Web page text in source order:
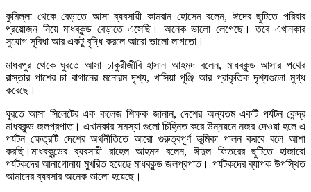
‎কুমিল্লা থেকে বেড়াতে আসা ব্যবসায়ী কামরান হোসেন বলেন, ঈদের ছুটিতে পরিবার
প্রয়োজন নিয়ে মাধবকুন্ড বেড়াতে এসেছি। অনেক ভালো লেগেছে। তবে এখানকার
সুযোগ সুবিধা আর একটু বৃদ্ধি করলে আরো ভালো লাগতো।
‎মাধবপুর থেকে ঘুরতে আসা চাকুরীজীবি হাসান আহমদ বলেন, মাধবকুন্ড আসার পথের
রাস্তার পাশের চা বাগানের মনোরম দৃশ্য, খাসিয়া পুঞ্জি আর প্রাকৃতিক দৃশ্যগুলো মুগ্ধ
করেছে।
‎ঘুরতে আসা সিলেটের এক কলেজ শিক্ষক জানান, দেশের অন্যতম একটি পর্যটন কেন্দ্র
মাধবকুন্ড জলপ্রপাত। এখানকার সমস্যা গুলো চিহ্নিত করে উন্নয়নে নজর দেওয়া হলে এ
পর্যটন ক্ষেত্রটি দেশের অর্থনীতিতে আরো গুরুত্বপূর্ণ ভূমিকা পালন করবে বলে আশা
করছি।মাধবকুন্ডের ব্যবসায়ী রাহেল আহমদ বলেন, ঈদুল ফিতরের ছুটিতে হাজারো
পর্যটকদের আনাগোনায় মুখরিত হয়েছে মাধবকুন্ড জলপ্রপাত। পর্যটকদের ব্যাপক উপস্থিত
আমাদের ব্যবসার অনেক ভালো হয়েছে।